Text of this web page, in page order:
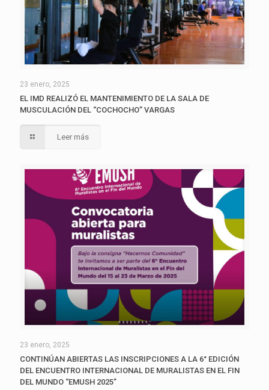
23 enero, 2025
EL IMD REALIZÓ EL MANTENIMIENTO DE LA SALA DE
MUSCULACIÓN DEL “COCHOCHO” VARGAS
Leer más
23 enero, 2025
CONTINÚAN ABIERTAS LAS INSCRIPCIONES A LA 6° EDICIÓN
DEL ENCUENTRO INTERNACIONAL DE MURALISTAS EN EL FIN
DEL MUNDO “EMUSH 2025”